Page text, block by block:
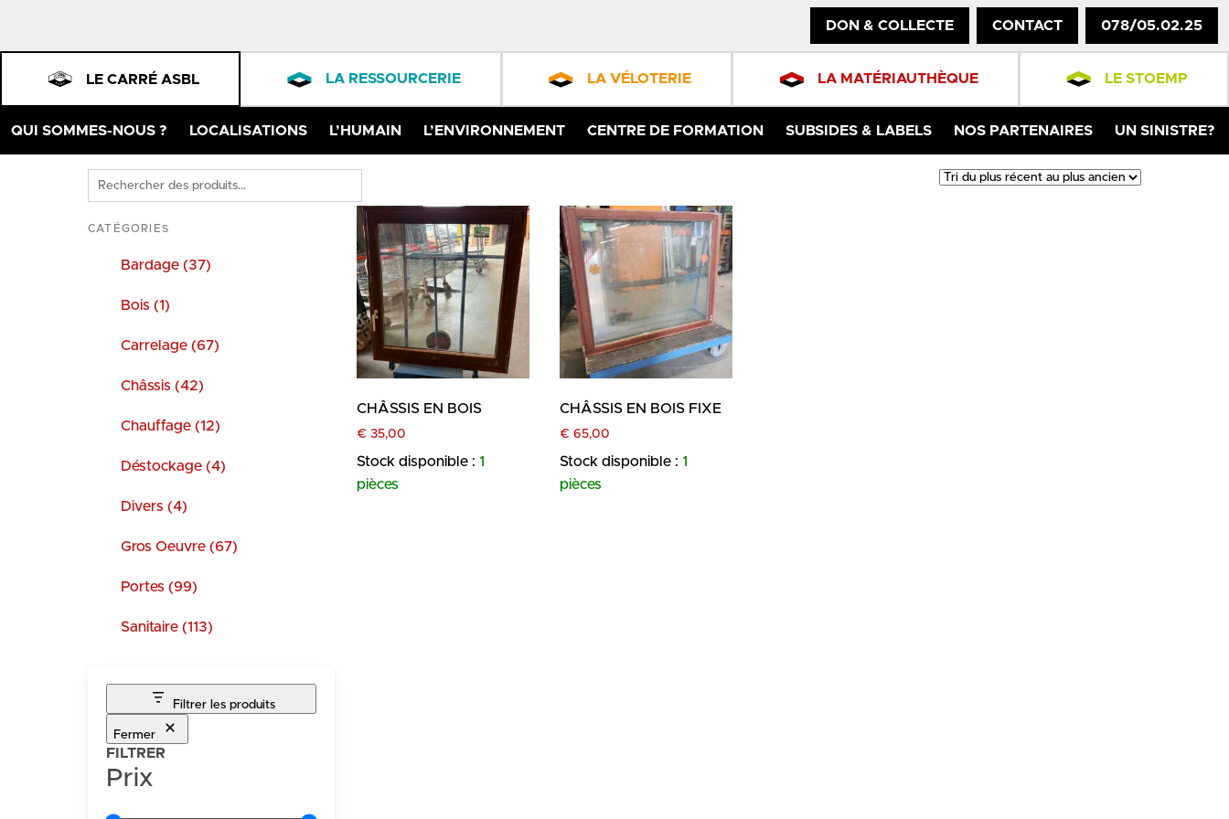
DON & COLLECTE CONTACT 078/05.02.25
LE CARRÉ ASBL LA RESSOURCERIE LA VÉLOTERIE LA MATÉRIAUTHÈQUE LE STOEMP
QUI SOMMES-NOUS ? LOCALISATIONS L’HUMAIN L’ENVIRONNEMENT CENTRE DE FORMATION SUBSIDES & LABELS NOS PARTENAIRES UN SINISTRE?
Rechercher
des
produits
CATÉGORIES
Bardage (37)
Bois (1)
Carrelage (67)
Châssis (42)
Chauffage (12)
Déstockage (4)
Divers (4)
Gros Oeuvre (67)
Portes (99)
Sanitaire (113)
Filtrer les produits
Fermer
FILTRER
Prix
CHÂSSIS EN BOIS
€ 35,00
Stock disponible : 1
pièces
CHÂSSIS EN BOIS FIXE
€ 65,00
Stock disponible : 1
pièces